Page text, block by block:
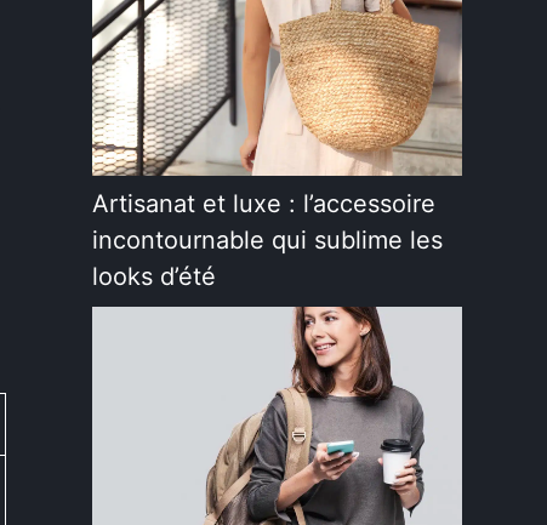
Artisanat et luxe : l’accessoire
incontournable qui sublime les
looks d’été